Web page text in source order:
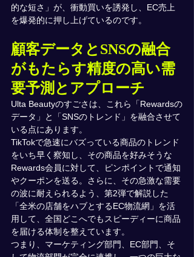
的な短さ」が、衝動買いを誘発し、EC売上
を爆発的に押し上げているのです。
顧客データとSNSの融合
がもたらす精度の高い需
要予測とアプローチ
Ulta Beautyのすごさは、これら「Rewardsの
データ」と「SNSのトレンド」を融合させて
いる点にあります。
TikTokで急速にバズっている商品のトレンド
をいち早く察知し、その商品を好みそうな
Rewards会員に対して、ピンポイントで通知
やクーポンを送る。さらに、その急激な需要
の波に耐えられるよう、第2弾で解説した
「全米の店舗をハブとするEC物流網」を活
用して、全国どこへでもスピーディーに商品
を届ける体制を整えています。
つまり、マーケティング部門、EC部門、そ